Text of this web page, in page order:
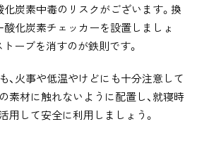
化炭素中毒のリスクがございます。換
酸化炭素チェッカーを設置しましょ
ーブを消すのが鉄則です。
、火事や低温やけどにも十分注意して
素材に触れないように配置し、 就寝時
用して安全に利用しましょう。